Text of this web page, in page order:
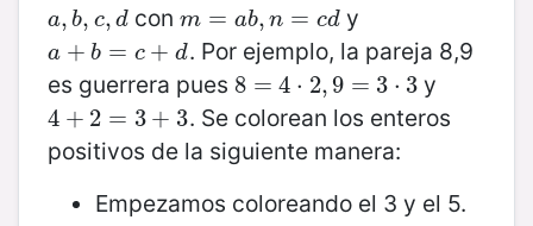
a, b, c, d
a,b,c,d conm = ab, n = cd
m=a b,n=c d y
a + b = c + d
a +b = c+ d
. Por ejemplo, la pareja 8,9
es guerrera pues 8 = 4 ⋅ 2, 9 = 3 ⋅ 3
8 =4 ⋅2, 9=3 ⋅3
y
4 + 2 = 3 + 3
4 +2 = 3+ 3
. Se colorean los enteros
positivos de la siguiente manera:
Empezamos coloreando el 3 y el 5.